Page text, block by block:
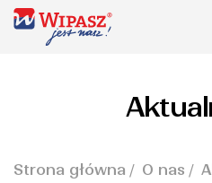
Strona główna O nas